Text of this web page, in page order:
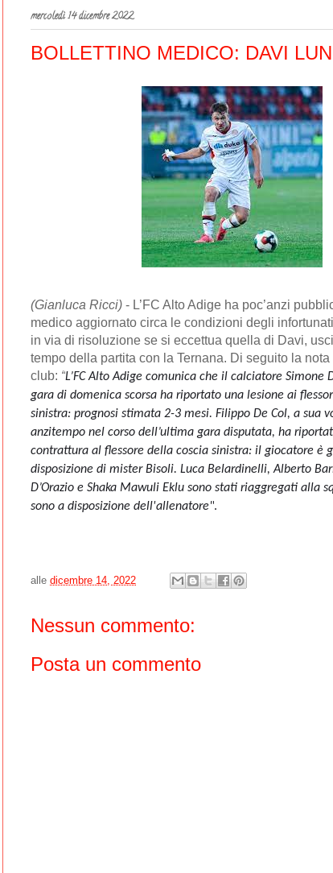
mercoledì 14 dicembre 2022
BOLLETTINO MEDICO: DAVI
(Gianluca Ricci) - L’FC Alto Adige ha poc’anzi
medico aggiornato circa le condizioni degli
in via di risoluzione se si eccettua quella di Davi,
tempo della partita con la Ternana. Di seguito la nota
club: “L’FC Alto Adige comunica che il calciatore Simone
gara di domenica scorsa ha riportato una lesione ai
sinistra: prognosi stimata 2-3 mesi. Filippo De Col, a sua
anzitempo nel corso dell’ultima gara disputata, ha
contrattura al flessore della coscia sinistra: il giocatore è
disposizione di mister Bisoli. Luca Belardinelli, Alberto
D’Orazio e Shaka Mawuli Eklu sono stati riaggregati alla
sono a disposizione dell'allenatore".
alle dicembre 14, 2022
Nessun commento:
Posta un commento